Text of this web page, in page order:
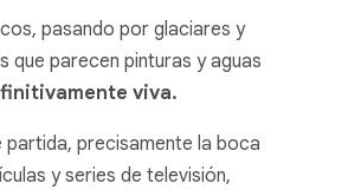
pasando por glaciares y
que parecen pinturas y aguas
viva.
partida, precisamente la boca
y series de televisión,